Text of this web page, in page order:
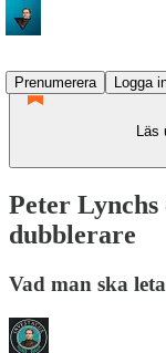
Prenumerera
Logga
Läs
Peter
dubblerare
Vad man ska